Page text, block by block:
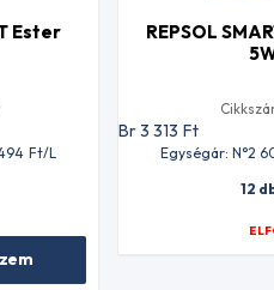
Ester
Ft/L
REPSOL
Br 3 313 Ft
Egységár: N°2
12